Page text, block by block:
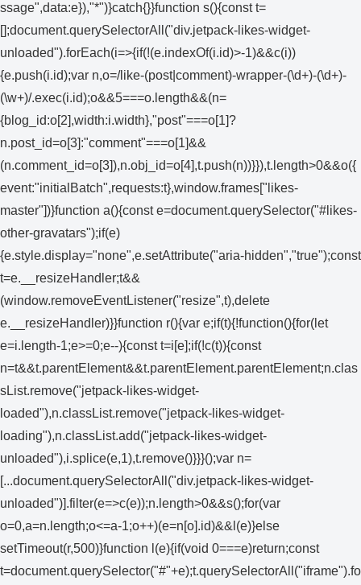
ssage",data:e}),"*")}catch{}}function s(){const t=
[];document.querySelectorAll("div.jetpack-likes-widget-
unloaded").forEach(i=>{if(!(e.indexOf(i.id)>-1)&&c(i))
{e.push(i.id);var n,o=/like-(post|comment)-wrapper-(\d+)-(\d+)-
(\w+)/.exec(i.id);o&&5===o.length&&(n=
{blog_id:o[2],width:i.width},"post"===o[1]?
n.post_id=o[3]:"comment"===o[1]&&
(n.comment_id=o[3]),n.obj_id=o[4],t.push(n))}}),t.length>0&&o({
event:"initialBatch",requests:t},window.frames["likes-
master"])}function a(){const e=document.querySelector("#likes-
other-gravatars");if(e)
{e.style.display="none",e.setAttribute("aria-hidden","true");const
t=e.__resizeHandler;t&&
(window.removeEventListener("resize",t),delete
e.__resizeHandler)}}function r(){var e;if(t){!function(){for(let
e=i.length-1;e>=0;e--){const t=i[e];if(!c(t)){const
n=t&&t.parentElement&&t.parentElement.parentElement;n.clas
sList.remove("jetpack-likes-widget-
loaded"),n.classList.remove("jetpack-likes-widget-
loading"),n.classList.add("jetpack-likes-widget-
unloaded"),i.splice(e,1),t.remove()}}}();var n=
[...document.querySelectorAll("div.jetpack-likes-widget-
unloaded")].filter(e=>c(e));n.length>0&&s();for(var
o=0,a=n.length;o<=a-1;o++)(e=n[o].id)&&l(e)}else
setTimeout(r,500)}function l(e){if(void 0===e)return;const
t=document.querySelector("#"+e);t.querySelectorAll("iframe").fo